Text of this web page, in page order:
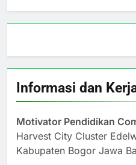
Informasi dan
Motivator Pendidikan
Harvest City Cluster
Kabupaten Bogor Jawa